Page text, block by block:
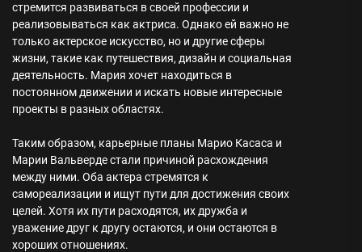
стремится развиваться в своей профессии и
реализовываться как актриса. Однако ей важно не
только актерское искусство, но и другие сферы
жизни, такие как путешествия, дизайн и социальная
деятельность. Мария хочет находиться в
постоянном движении и искать новые интересные
проекты в разных областях.
Таким образом, карьерные планы Марио Касаса и
Марии Вальверде стали причиной расхождения
между ними. Оба актера стремятся к
самореализации и ищут пути для достижения своих
целей. Хотя их пути расходятся, их дружба и
уважение друг к другу остаются, и они остаются в
хороших отношениях.